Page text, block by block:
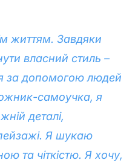
життям. Завдяки
власний стиль –
за допомогою людей
самоучка, я
деталі,
Я шукаю
та чіткістю. Я хочу,